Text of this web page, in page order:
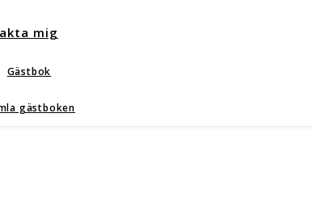
mig
Gästbok
gästboken